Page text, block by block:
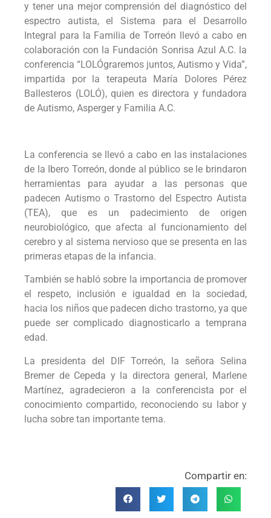
y tener una mejor comprensión del diagnóstico del
espectro autista, el Sistema para el Desarrollo
Integral para la Familia de Torreón llevó a cabo en
colaboración con la Fundación Sonrisa Azul A.C. la
conferencia “LOLÓgraremos juntos, Autismo y Vida”,
impartida por la terapeuta María Dolores Pérez
Ballesteros (LOLÓ), quien es directora y fundadora
de Autismo, Asperger y Familia A.C.
La conferencia se llevó a cabo en las instalaciones
de la Ibero Torreón, donde al público se le brindaron
herramientas para ayudar a las personas que
padecen Autismo o Trastorno del Espectro Autista
(TEA), que es un padecimiento de origen
neurobiológico, que afecta al funcionamiento del
cerebro y al sistema nervioso que se presenta en las
primeras etapas de la infancia.
También se habló sobre la importancia de promover
el respeto, inclusión e igualdad en la sociedad,
hacia los niños que padecen dicho trastorno, ya que
puede ser complicado diagnosticarlo a temprana
edad.
La presidenta del DIF Torreón, la señora Selina
Bremer de Cepeda y la directora general, Marlene
Martínez, agradecieron a la conferencista por el
conocimiento compartido, reconociendo su labor y
lucha sobre tan importante tema.
Compartir en: